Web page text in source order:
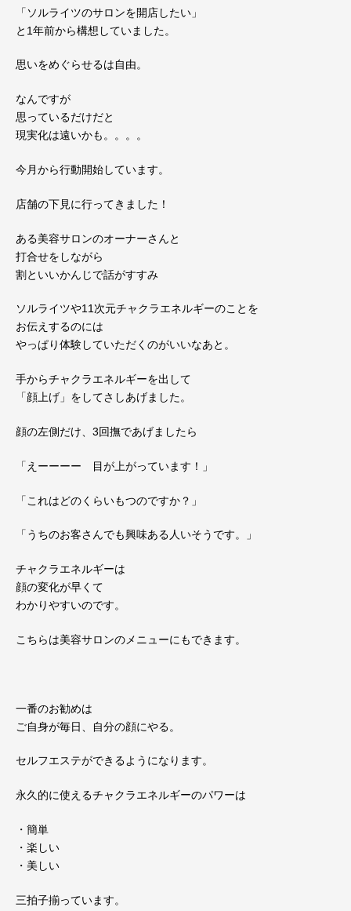
「ソルライツのサロンを開店したい」
と1年前から構想していました。
思いをめぐらせるは自由。
なんですが
思っているだけだと
現実化は遠いかも。。。。
今月から行動開始しています。
店舗の下見に行ってきました！
ある美容サロンのオーナーさんと
打合せをしながら
割といいかんじで話がすすみ
ソルライツや11次元チャクラエネルギーのことを
お伝えするのには
やっぱり体験していただくのがいいなあと。
手からチャクラエネルギーを出して
「顔上げ」をしてさしあげました。
顔の左側だけ、3回撫であげましたら
「えーーーー 目が上がっています！」
「これはどのくらいもつのですか？」
「うちのお客さんでも興味ある人いそうです。」
チャクラエネルギーは
顔の変化が早くて
わかりやすいのです。
こちらは美容サロンのメニューにもできます。
一番のお勧めは
ご自身が毎日、自分の顔にやる。
セルフエステができるようになります。
永久的に使えるチャクラエネルギーのパワーは
・簡単
・楽しい
・美しい
三拍子揃っています。